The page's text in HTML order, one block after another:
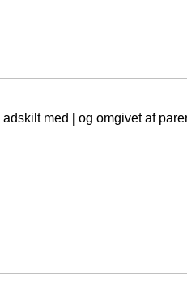
med
og omgivet af